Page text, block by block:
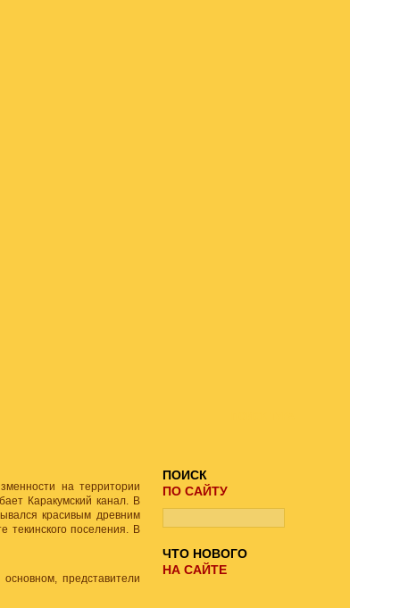
на территории
Каракумский канал. В
красивым древним
текинского поселения. В
представители
ПОИСК
ПО САЙТУ
ЧТО НОВОГО
НА САЙТЕ